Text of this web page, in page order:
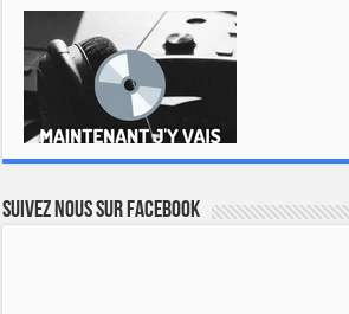
Suivez nous sur Facebook